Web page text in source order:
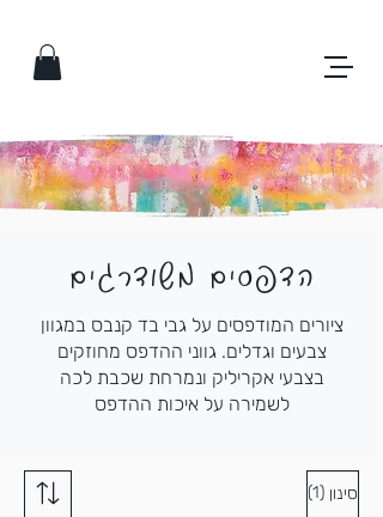
הדפסים משודרגים
ציורים המודפסים על גבי בד קנבס במגוון
צבעים וגדלים. גווני ההדפס מחוזקים
בצבעי אקריליק ונמרחת שכבת לכה
לשמירה על איכות ההדפס
סינון (1)